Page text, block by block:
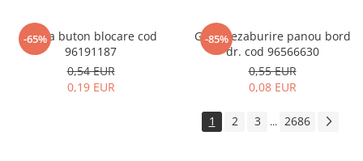
-65%
Rama buton blocare cod
96191187
0,54 EUR
0,19 EUR
-85%
Grila dezaburire panou bord
dr. cod 96566630
0,55 EUR
0,08 EUR
1 2 3 ... 2686